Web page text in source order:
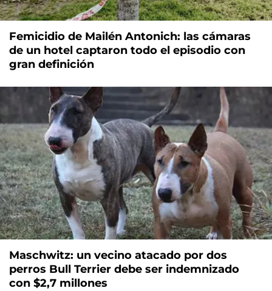
Femicidio de Mailén Antonich: las cámaras
de un hotel captaron todo el episodio con
gran definición
Maschwitz: un vecino atacado por dos
perros Bull Terrier debe ser indemnizado
con $2,7 millones